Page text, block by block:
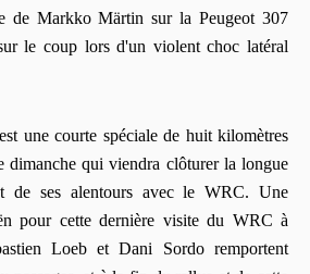
de Markko Märtin sur la Peugeot 307
le coup lors d'un violent choc latéral
une courte spéciale de huit kilomètres
dimanche qui viendra clôturer la longue
de ses alentours avec le WRC. Une
pour cette dernière visite du WRC à
Loeb et Dani Sordo remportent